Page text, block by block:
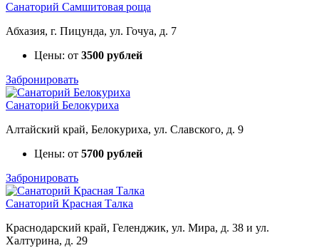
Санаторий Самшитовая роща
Абхазия, г. Пицунда, ул. Гочуа, д. 7
Цены: от 3500 рублей
Забронировать
Санаторий Белокуриха
Алтайский край, Белокуриха, ул. Славского, д. 9
Цены: от 5700 рублей
Забронировать
Санаторий Красная Талка
Краснодарский край, Геленджик, ул. Мира, д. 38 и ул.
Халтурина, д. 29